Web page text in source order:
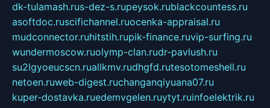
dk-tulamash.rus-dez-s.rupeysok.rublackcountess.ru
asoftdoc.ruscifichannel.ruocenka-appraisal.ru
mudconnector.ruhitstih.rupik-finance.ruvip-surfing.ru
wundermoscow.ruolymp-clan.rudr-pavlush.ru
su2lgyoeucscn.ruallkmv.rudhgfd.rutesotomeshell.ru
netoen.ruweb-digest.ruchanganqiyuana07.ru
kuper-dostavka.ruedemvgelen.ruytyt.ruinfoelektrik.ru